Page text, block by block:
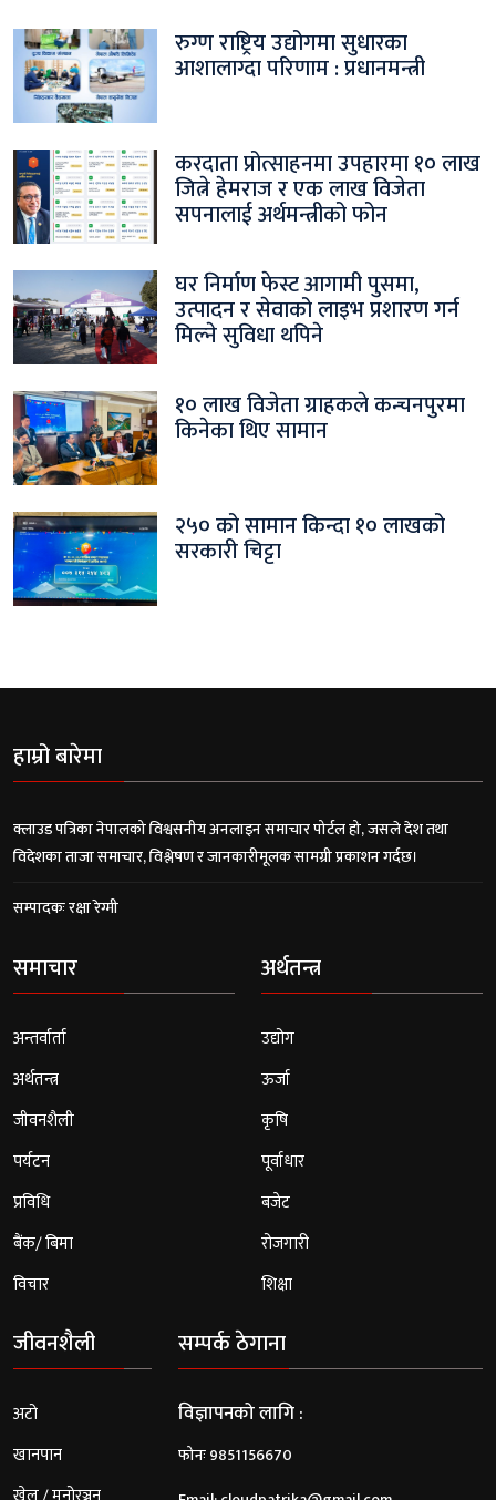
रुग्ण राष्ट्रिय उद्योगमा सुधारका
आशालाग्दा परिणाम : प्रधानमन्त्री
करदाता प्रोत्साहनमा उपहारमा १० लाख
जित्ने हेमराज र एक लाख विजेता
सपनालाई अर्थमन्त्रीको फोन
घर निर्माण फेस्ट आगामी पुसमा,
उत्पादन र सेवाको लाइभ प्रशारण गर्न
मिल्ने सुविधा थपिने
१० लाख विजेता ग्राहकले कन्चनपुरमा
किनेका थिए सामान
२५० को सामान किन्दा १० लाखको
सरकारी चिट्टा
हाम्रो बारेमा
क्लाउड पत्रिका नेपालको विश्वसनीय अनलाइन समाचार पोर्टल हो, जसले देश तथा
विदेशका ताजा समाचार, विश्लेषण र जानकारीमूलक सामग्री प्रकाशन गर्दछ।
सम्पादकः रक्षा रेग्मी
समाचार
अन्तर्वार्ता
अर्थतन्त्र
जीवनशैली
पर्यटन
प्रविधि
बैंक/ बिमा
विचार
अर्थतन्त्र
उद्योग
ऊर्जा
कृषि
पूर्वाधार
बजेट
रोजगारी
शिक्षा
जीवनशैली
अटो
खानपान
सम्पर्क ठेगाना
विज्ञापनको लागि :
फोनः 9851156670